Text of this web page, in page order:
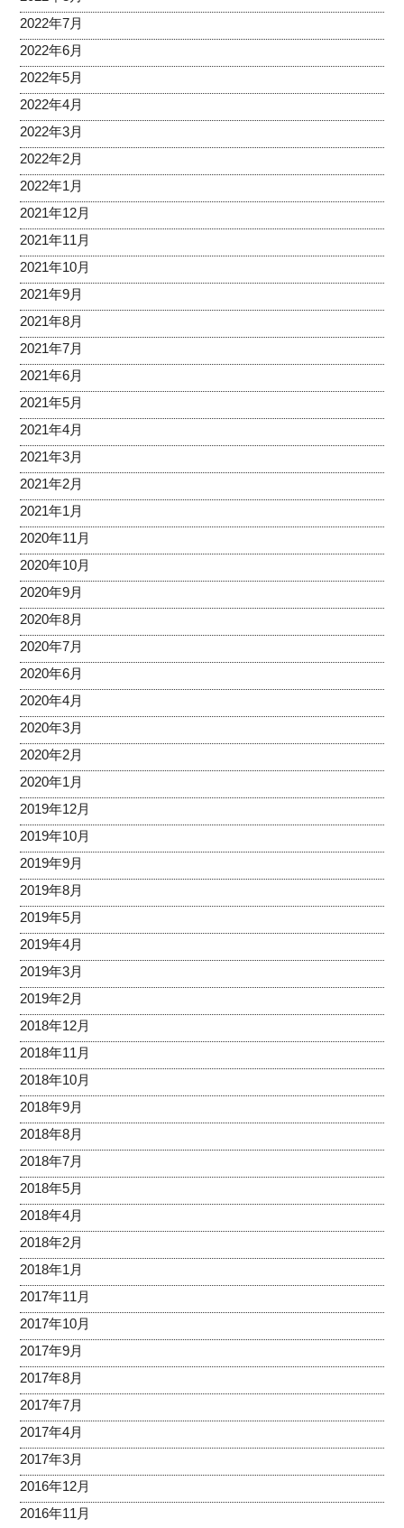
2022年7月
2022年6月
2022年5月
2022年4月
2022年3月
2022年2月
2022年1月
2021年12月
2021年11月
2021年10月
2021年9月
2021年8月
2021年7月
2021年6月
2021年5月
2021年4月
2021年3月
2021年2月
2021年1月
2020年11月
2020年10月
2020年9月
2020年8月
2020年7月
2020年6月
2020年4月
2020年3月
2020年2月
2020年1月
2019年12月
2019年10月
2019年9月
2019年8月
2019年5月
2019年4月
2019年3月
2019年2月
2018年12月
2018年11月
2018年10月
2018年9月
2018年8月
2018年7月
2018年5月
2018年4月
2018年2月
2018年1月
2017年11月
2017年10月
2017年9月
2017年8月
2017年7月
2017年4月
2017年3月
2016年12月
2016年11月